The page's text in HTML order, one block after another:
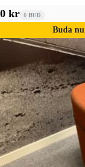
0 kr 0 BUD
Buda nu